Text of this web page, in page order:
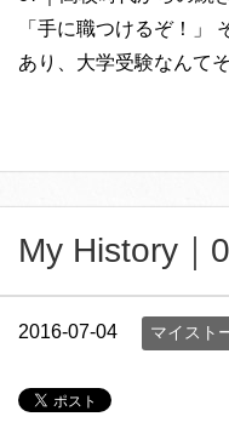
「手に職つけるぞ！」
あり、大学受験なんて
My History｜
2016-07-04 マイスト